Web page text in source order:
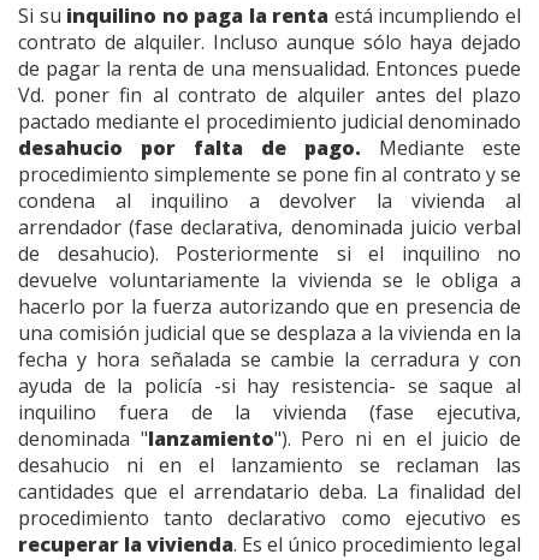
Si su inquilino no paga la renta está incumpliendo el
contrato de alquiler. Incluso aunque sólo haya dejado
de pagar la renta de una mensualidad. Entonces puede
Vd. poner fin al contrato de alquiler antes del plazo
pactado mediante el procedimiento judicial denominado
desahucio por falta de pago. Mediante este
procedimiento simplemente se pone fin al contrato y se
condena al inquilino a devolver la vivienda al
arrendador (fase declarativa, denominada juicio verbal
de desahucio). Posteriormente si el inquilino no
devuelve voluntariamente la vivienda se le obliga a
hacerlo por la fuerza autorizando que en presencia de
una comisión judicial que se desplaza a la vivienda en la
fecha y hora señalada se cambie la cerradura y con
ayuda de la policía -si hay resistencia- se saque al
inquilino fuera de la vivienda (fase ejecutiva,
denominada "lanzamiento"). Pero ni en el juicio de
desahucio ni en el lanzamiento se reclaman las
cantidades que el arrendatario deba. La finalidad del
procedimiento tanto declarativo como ejecutivo es
recuperar la vivienda. Es el único procedimiento legal